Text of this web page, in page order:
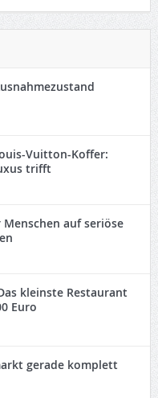
Vuitton-Koffer:
trifft
auf seriöse
kleinste Restaurant
Euro
gerade komplett